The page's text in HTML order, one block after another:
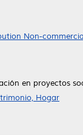
Non-
en proyectos
Hogar